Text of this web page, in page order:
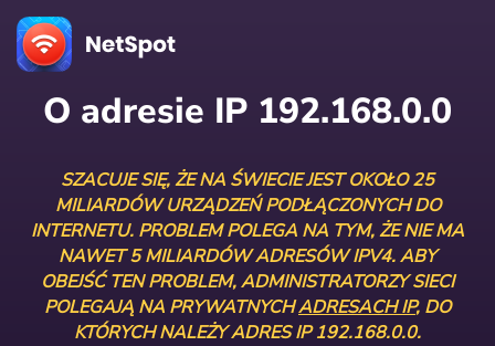
O adresie IP 192.168.0.0
SZACUJE SIĘ, ŻE NA ŚWIECIE JEST OKOŁO 25
MILIARDÓW URZĄDZEŃ PODŁĄCZONYCH DO
INTERNETU. PROBLEM POLEGA NA TYM, ŻE NIE MA
NAWET 5 MILIARDÓW ADRESÓW IPV4. ABY
OBEJŚĆ TEN PROBLEM, ADMINISTRATORZY SIECI
POLEGAJĄ NA PRYWATNYCHADRESACH IP, DO
KTÓRYCH NALEŻY ADRES IP 192.168.0.0.